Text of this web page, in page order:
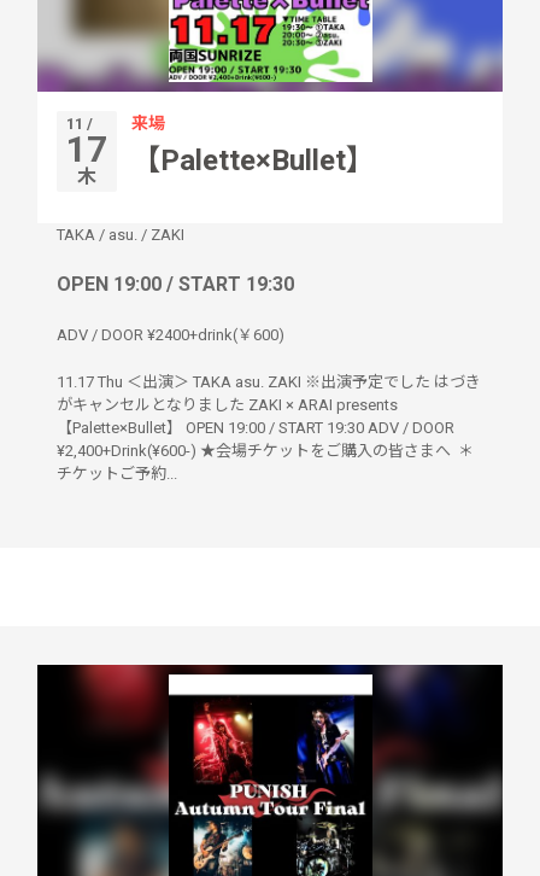
11 /
17
木
来場
【Palette×Bullet】
TAKA / asu. / ZAKI
OPEN 19:00 / START 19:30
ADV / DOOR ¥2400+drink(￥600)
11.17 Thu ＜出演＞ TAKA asu. ZAKI ※出演予定でした はづき
がキャンセルとなりました ZAKI × ARAI presents
【Palette×Bullet】 OPEN 19:00 / START 19:30 ADV / DOOR
¥2,400+Drink(¥600-) ★会場チケットをご購入の皆さまへ ＊
チケットご予約...